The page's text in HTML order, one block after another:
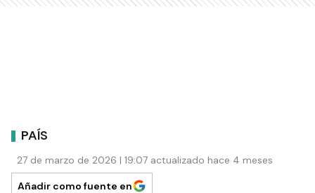
PAÍS
27 de marzo de 2026 | 19:07 actualizado hace 4 meses
Añadir como fuente en